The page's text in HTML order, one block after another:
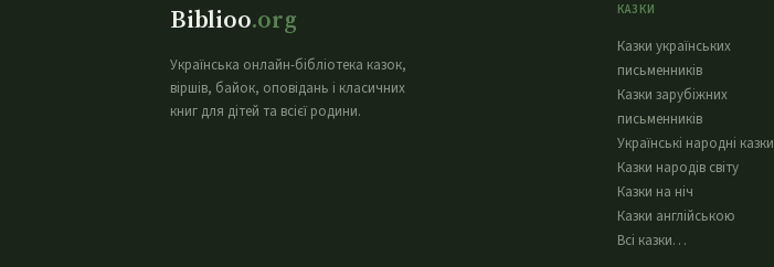
Biblioo.org
Українська онлайн-бібліотека казок,
віршів, байок, оповідань і класичних
книг для дітей та всієї родини.
КАЗКИ
Казки українських
письменників
Казки зарубіжних
письменників
Українські народні казки
Казки народів світу
Казки на ніч
Казки англійською
Всі казки…